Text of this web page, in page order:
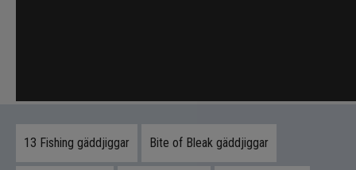
Produktfördelar
13 Fishing gäddjiggar Bite of Bleak gäddjiggar